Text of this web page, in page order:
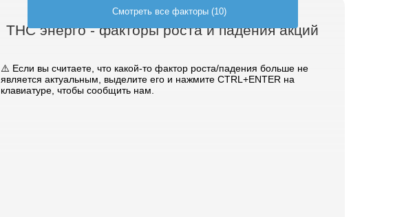
ТНС энерго - факторы роста и падения акций
Смотреть все факторы (10)
⚠️ Если вы считаете, что какой-то фактор роста/падения больше не
является актуальным, выделите его и нажмите CTRL+ENTER на
клавиатуре, чтобы сообщить нам.